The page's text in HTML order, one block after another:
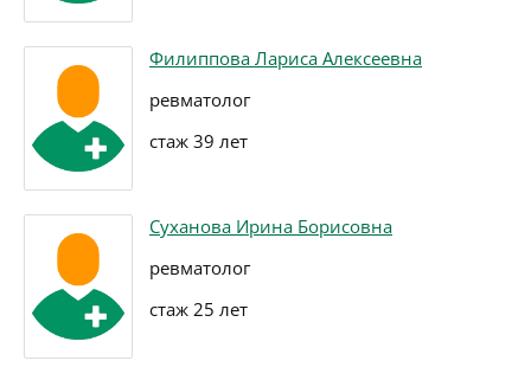
Филиппова Лариса Алексеевна
ревматолог
стаж 39 лет
Суханова Ирина Борисовна
ревматолог
стаж 25 лет